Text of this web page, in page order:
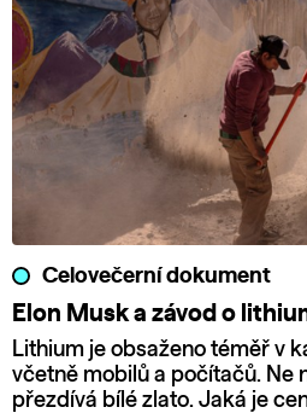
Celovečerní dokument
Elon Musk a závod o
Lithium je obsaženo téměř v
včetně mobilů a počítačů. Ne
přezdívá bílé zlato. Jaká je